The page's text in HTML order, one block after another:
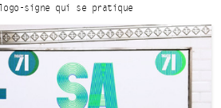
signe qui se pratique